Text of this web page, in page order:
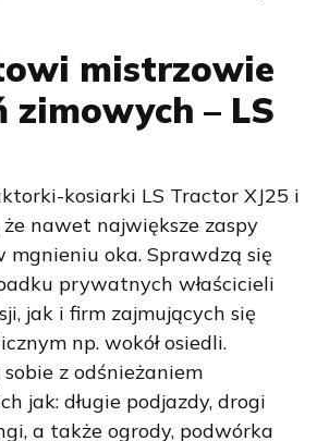
mistrzowie
zimowych – LS
kosiarki LS Tractor XJ25 i
nawet największe zaspy
mgnieniu oka. Sprawdzą się
prywatnych właścicieli
jak i firm zajmujących się
np. wokół osiedli.
z odśnieżaniem
jak: długie podjazdy, drogi
a także ogrody, podwórka